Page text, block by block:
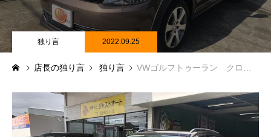
JUジャナイト在庫情報
Gooネット在庫情報
カーセンサー在庫情報
車検・定期点検
整備・修理・板金・塗装
独り言 2022.09.25
店長の独り言 独り言 VWゴルフトゥーラン クロストゥーラン入庫しました